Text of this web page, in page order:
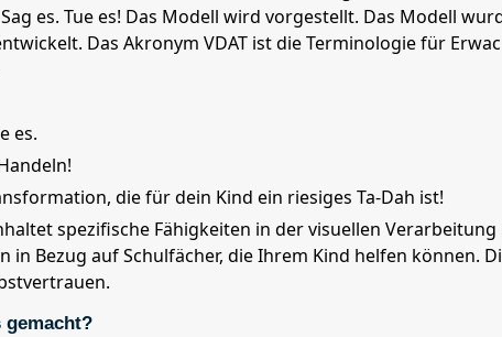
es. Tue es! Das Modell wird vorgestellt. Das Modell
Das Akronym VDAT ist die Terminologie für
es.
die für dein Kind ein riesiges Ta-Dah ist!
spezifische Fähigkeiten in der visuellen Verarbeitung
in Bezug auf Schulfächer, die Ihrem Kind helfen können.
gemacht?